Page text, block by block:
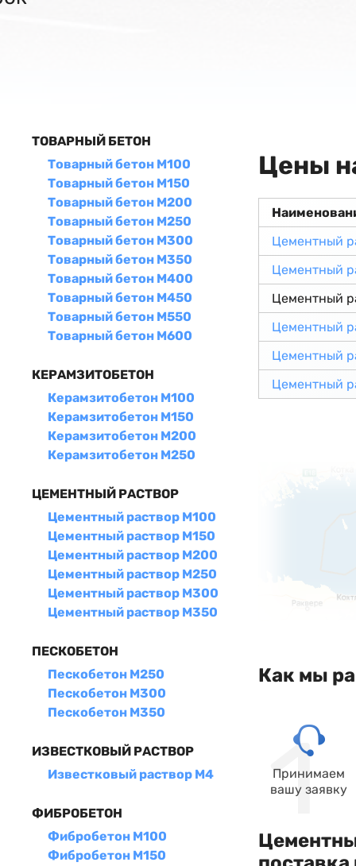
ТОВАРНЫЙ БЕТОН
Товарный бетон М100
Товарный бетон М150
Товарный бетон М200
Товарный бетон М250
Товарный бетон М300
Товарный бетон М350
Товарный бетон М400
Товарный бетон М450
Товарный бетон М550
Товарный бетон М600
КЕРАМЗИТОБЕТОН
Керамзитобетон М100
Керамзитобетон М150
Керамзитобетон М200
Керамзитобетон М250
ЦЕМЕНТНЫЙ РАСТВОР
Цементный раствор М100
Цементный раствор М150
Цементный раствор М200
Цементный раствор М250
Цементный раствор М300
Цементный раствор М350
ПЕСКОБЕТОН
Пескобетон М250
Пескобетон М300
Пескобетон М350
ИЗВЕСТКОВЫЙ РАСТВОР
Известковый раствор М4
ФИБРОБЕТОН
Фибробетон М100
Фибробетон М150
Цены
Цементный
Цементный
Цементный
Цементный
Цементный
Цементный
Как мы
Принимаем
вашу заявку